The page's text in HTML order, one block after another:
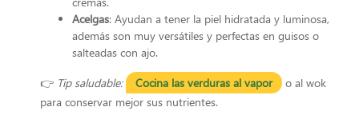
Acelgas: Ayudan a tener la piel hidratada y luminosa,
además son muy versátiles y perfectas en guisos o
salteadas con ajo.
👉 Tip saludable: Cocina las verduras al vapor
o al wok
para conservar mejor sus nutrientes.